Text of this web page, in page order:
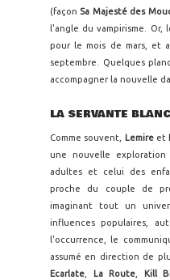
(façon Sa Majesté des
l'angle du vampirisme.
pour le mois de mars, et
septembre. Quelques
accompagner la nouvelle
LA SERVANTE
Comme souvent, Lemireet
une nouvelle
adultes et celui des
proche du couple de
imaginant tout un
influences populaires,
l'occurrence, le
assumé en direction de
Ecarlate
La Route Kill